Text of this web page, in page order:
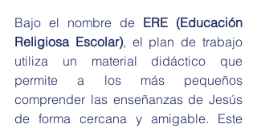
Bajo el nombre de ERE (Educación
Religiosa Escolar), el plan de trabajo
utiliza un material didáctico que
permite a los más pequeños
comprender las enseñanzas de Jesús
de forma cercana y amigable. Este